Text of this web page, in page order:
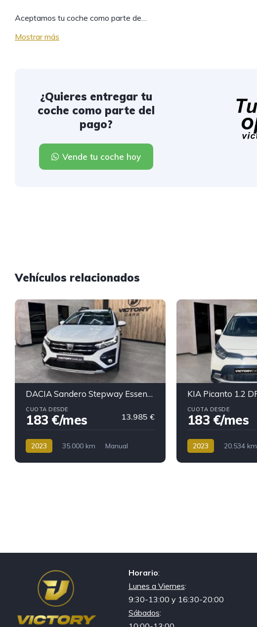
Aceptamos tu coche como parte de…
Mostrar más
¿Quieres entregar tu
coche como parte del
pago?
Vende tu coche hoy
Vehículos relacionados
DACIA Sandero Stepway Essential TCe 67kW 90V
CUOTA DESDE
183 €/mes 13.985 €
2023 35.000 km
Manual
CUOTA DESDE
183 €/mes
2023 20.534 km
Horario:
Lunes a Viernes:
9:30-13:00 y 16:30-20:00
Sábados: